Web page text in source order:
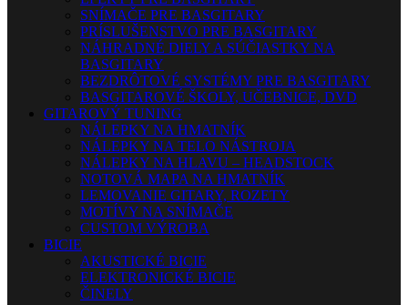
SNÍMAČE PRE BASGITARY
PRÍSLUŠENSTVO PRE BASGITARY
NÁHRADNÉ DIELY A SÚČIASTKY NA
BASGITARY
BEZDRÔTOVÉ SYSTÉMY PRE BASGITARY
BASGITAROVÉ ŠKOLY, UČEBNICE, DVD
GITAROVÝ TUNING
NÁLEPKY NA HMATNÍK
NÁLEPKY NA TELO NÁSTROJA
NÁLEPKY NA HLAVU – HEADSTOCK
NOTOVÁ MAPA NA HMATNÍK
LEMOVANIE GITARY, ROZETY
MOTÍVY NA SNÍMAČE
CUSTOM VÝROBA
BICIE
AKUSTICKÉ BICIE
ELEKTRONICKÉ BICIE
ČINELY